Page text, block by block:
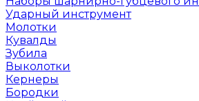
Ударный инструмент
Молотки
Кувалды
Зубила
Выколотки
Кернеры
Бородки